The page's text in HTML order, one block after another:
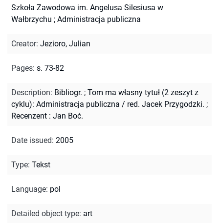
Szkoła Zawodowa im. Angelusa Silesiusa w
Wałbrzychu ; Administracja publiczna
Creator: Jezioro, Julian
Pages: s. 73-82
Description: Bibliogr. ; Tom ma własny tytuł (2 zeszyt z
cyklu): Administracja publiczna / red. Jacek Przygodzki. ;
Recenzent : Jan Boć.
Date issued: 2005
Type: Tekst
Language: pol
Detailed object type: art